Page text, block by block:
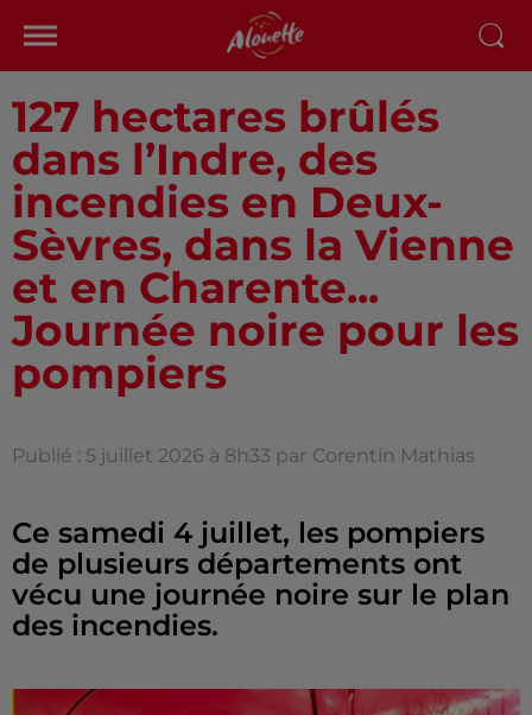
127 hectares brûlés
dans l’Indre, des
incendies en Deux-
Sèvres, dans la Vienne
et en Charente...
Journée noire pour les
pompiers
Publié : 5 juillet 2026 à 8h33 par Corentin Mathias
Ce samedi 4 juillet, les pompiers
de plusieurs départements ont
vécu une journée noire sur le plan
des incendies.